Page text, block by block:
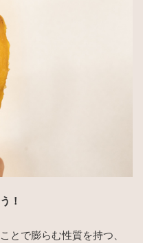
！
とで膨らむ性質を持つ、